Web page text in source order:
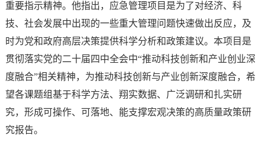
重要指示精神。他指出，应急管理项目是为了对经济、科
技、社会发展中出现的一些重大管理问题快速做出反应，及
时为党和政府高层决策提供科学分析和政策建议。本项目是
贯彻落实党的二十届四中全会中“推动科技创新和产业创业深
度融合”相关精神，为推动科技创新与产业创新深度融合，希
望各课题组基于科学方法、翔实数据、广泛调研和扎实研
究，形成可操作、可落地、能支撑宏观决策的高质量政策研
究报告。